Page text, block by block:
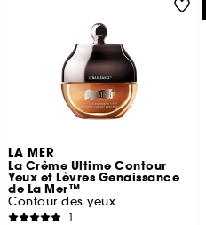
LA MER
La Crème Ultime Contour
Yeux et Lèvres Genaissance
de La Mer™
Contour des yeux
1